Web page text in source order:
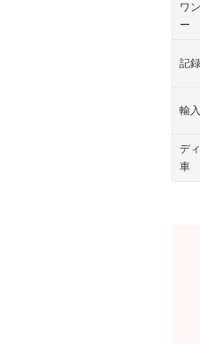
ワ
ー
記
輸
デ
車